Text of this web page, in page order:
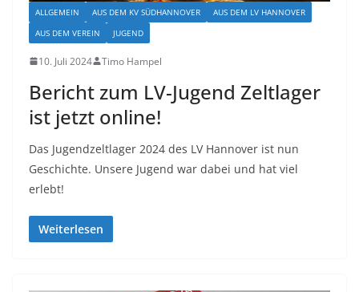
ALLGEMEIN AUS DEM KV SÜDHANNOVER
AUS DEM LV HANNOVER
AUS DEM VEREIN
JUGEND
10. Juli 2024 Timo Hampel
Bericht zum LV-Jugend Zeltlager
ist jetzt online!
Das Jugendzeltlager 2024 des LV Hannover ist nun
Geschichte. Unsere Jugend war dabei und hat viel
erlebt!
Weiterlesen